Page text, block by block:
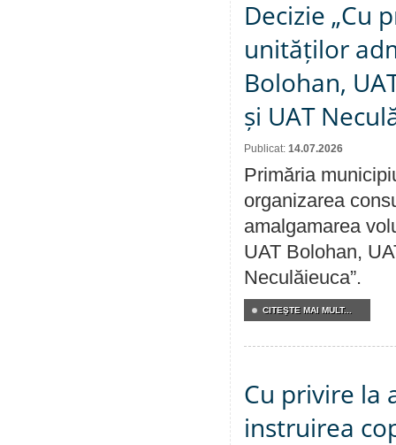
Decizie „Cu
unităților
Bolohan,
și UAT
Publicat: 14.07.2026
Primăria
organizarea
amalgamarea
UAT Bolohan,
Neculăieuca”.
CITEŞTE MAI MULT...
Cu privire la
instruirea